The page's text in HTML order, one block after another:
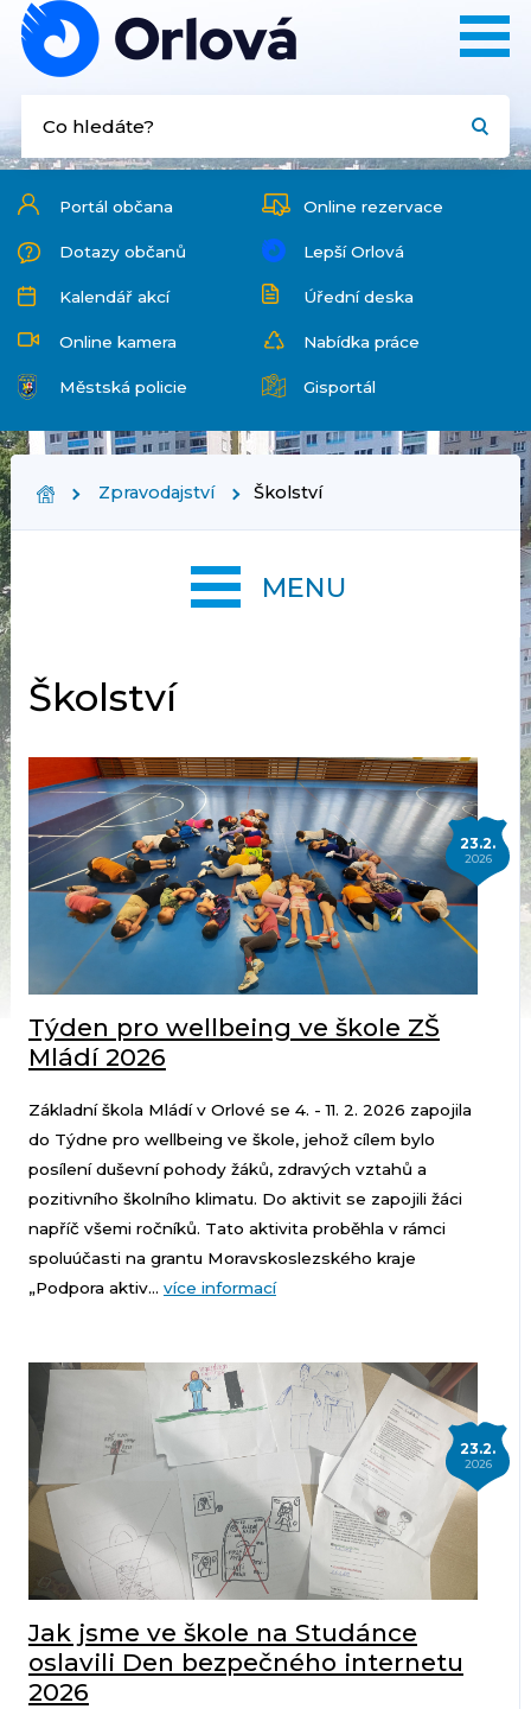
Portál občana Online rezervace
Dotazy občanů Lepší Orlová
Kalendář akcí Úřední deska
Online kamera Nabídka práce
Městská policie Gisportál
Zpravodajství Školství
Školství
23.2.
2026
Týden pro wellbeing ve škole ZŠ
Mládí 2026
Základní škola Mládí v Orlové se 4. - 11. 2. 2026 zapojila
do Týdne pro wellbeing ve škole, jehož cílem bylo
posílení duševní pohody žáků, zdravých vztahů a
pozitivního školního klimatu. Do aktivit se zapojili žáci
napříč všemi ročníků. Tato aktivita proběhla v rámci
spoluúčasti na grantu Moravskoslezského kraje
„Podpora aktiv... více informací
23.2.
2026
Jak jsme ve škole na Studánce
oslavili Den bezpečného internetu
2026
MENU